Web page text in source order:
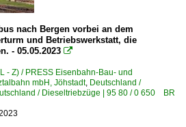
nach Bergen vorbei an dem
und Betriebswerkstatt, die
- 05.05.2023 
- Z) / PRESS Eisenbahn-Bau- und
mbH, Jöhstadt, Deutschland /
/ Dieseltriebzüge | 95 80 / 0 650 BR